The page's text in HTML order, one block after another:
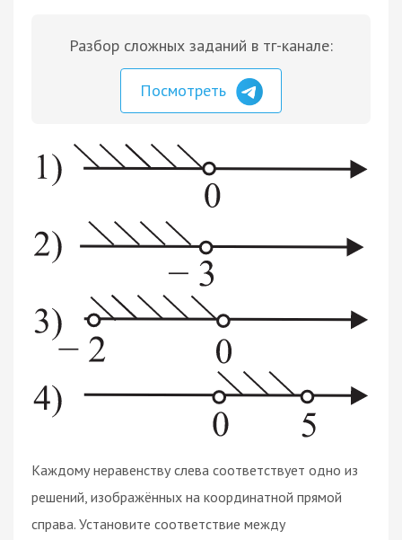
Разбор сложных заданий в тг-канале:
Посмотреть
Каждому неравенству слева соответствует одно из
решений, изображённых на координатной прямой
справа. Установите соответствие между